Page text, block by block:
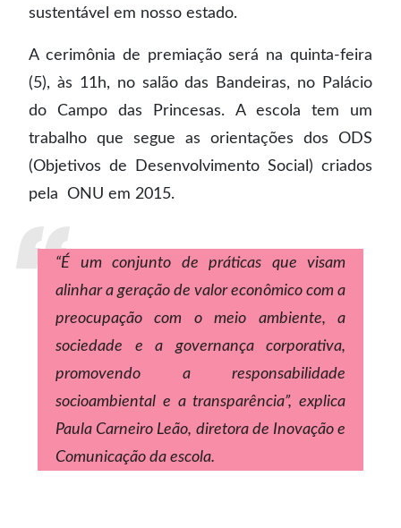
sustentável em nosso estado.
A cerimônia de premiação será na quinta-feira
(5), às 11h, no salão das Bandeiras, no Palácio
do Campo das Princesas. A escola tem um
trabalho que segue as orientações dos ODS
(Objetivos de Desenvolvimento Social) criados
pela ONU em 2015.
“É um conjunto de práticas que visam
alinhar a geração de valor econômico com a
preocupação com o meio ambiente, a
sociedade e a governança corporativa,
promovendo a responsabilidade
socioambiental e a transparência”, explica
Paula Carneiro Leão, diretora de Inovação e
Comunicação da escola.